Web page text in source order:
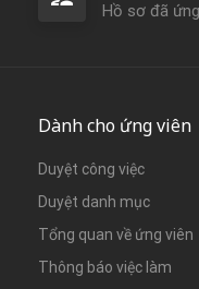
Hồ sơ đã
Dành cho ứng viên
Duyệt công việc
Duyệt danh mục
Tổng quan về ứng viên
Thông báo việc làm